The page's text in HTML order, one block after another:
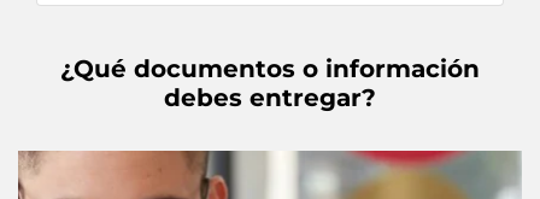
¿Qué documentos o información
debes entregar?